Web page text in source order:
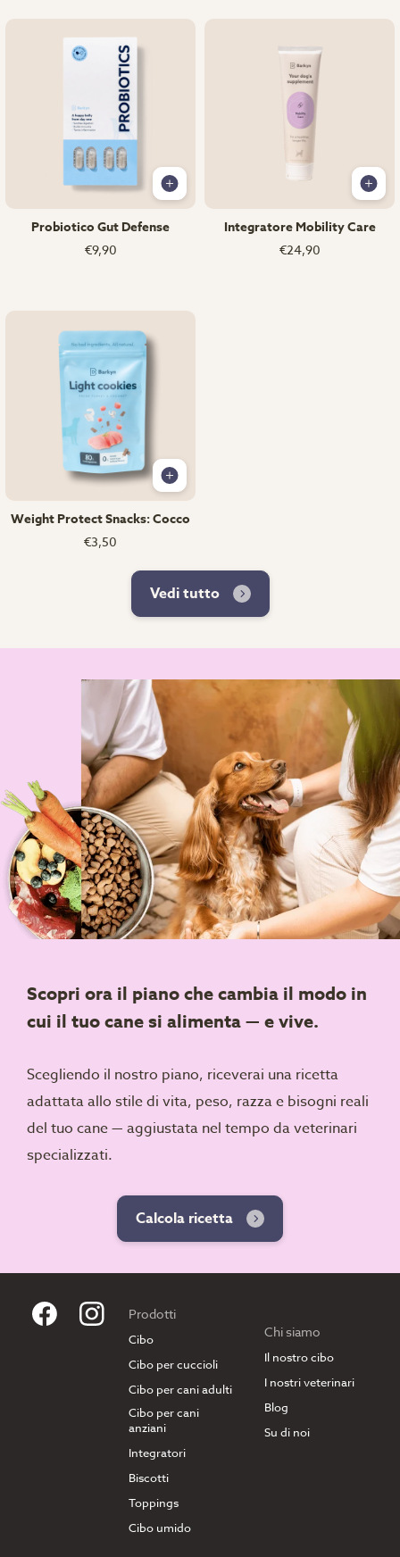
Probiotico Gut Defense
€9,90
Integratore Mobility Care
€24,90
Weight Protect Snacks: Cocco
€3,50
Vedi tutto
Scopri ora il piano che cambia il modo in
cui il tuo cane si alimenta — e vive.
Scegliendo il nostro piano, riceverai una ricetta
adattata allo stile di vita, peso, razza e bisogni reali
del tuo cane — aggiustata nel tempo da veterinari
specializzati.
Calcola ricetta
Prodotti
Cibo
Cibo per cuccioli
Cibo per cani adulti
Cibo per cani
anziani
Integratori
Biscotti
Toppings
Cibo umido
Chi siamo
Il nostro cibo
I nostri veterinari
Blog
Su di noi